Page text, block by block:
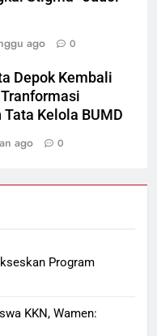
ago 0
Depok Kembali
Tata Kelola BUMD
ago 0
Program
KKN, Wamen: